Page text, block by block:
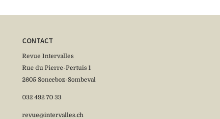
CONTACT
Revue Intervalles
Rue du Pierre-Pertuis 1
2605 Sonceboz-Sombeval
032 492 70 33
revue@intervalles.ch